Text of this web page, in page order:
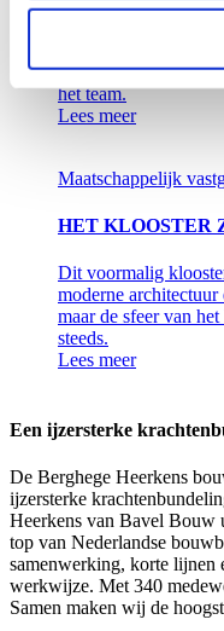
Drie speerpunten
een belangrijke rol
materiaal, goede
het team.
Lees meer
Maatschappelijk
HET KLOOSTER
Dit voormalig
moderne architectuur
maar de sfeer van
steeds.
Lees meer
Een ijzersterke
De Berghege Heerkens
ijzersterke
Heerkens van Bavel Bouw
top van Nederlandse
samenwerking, korte lijnen
werkwijze. Met 340
Samen maken wij de